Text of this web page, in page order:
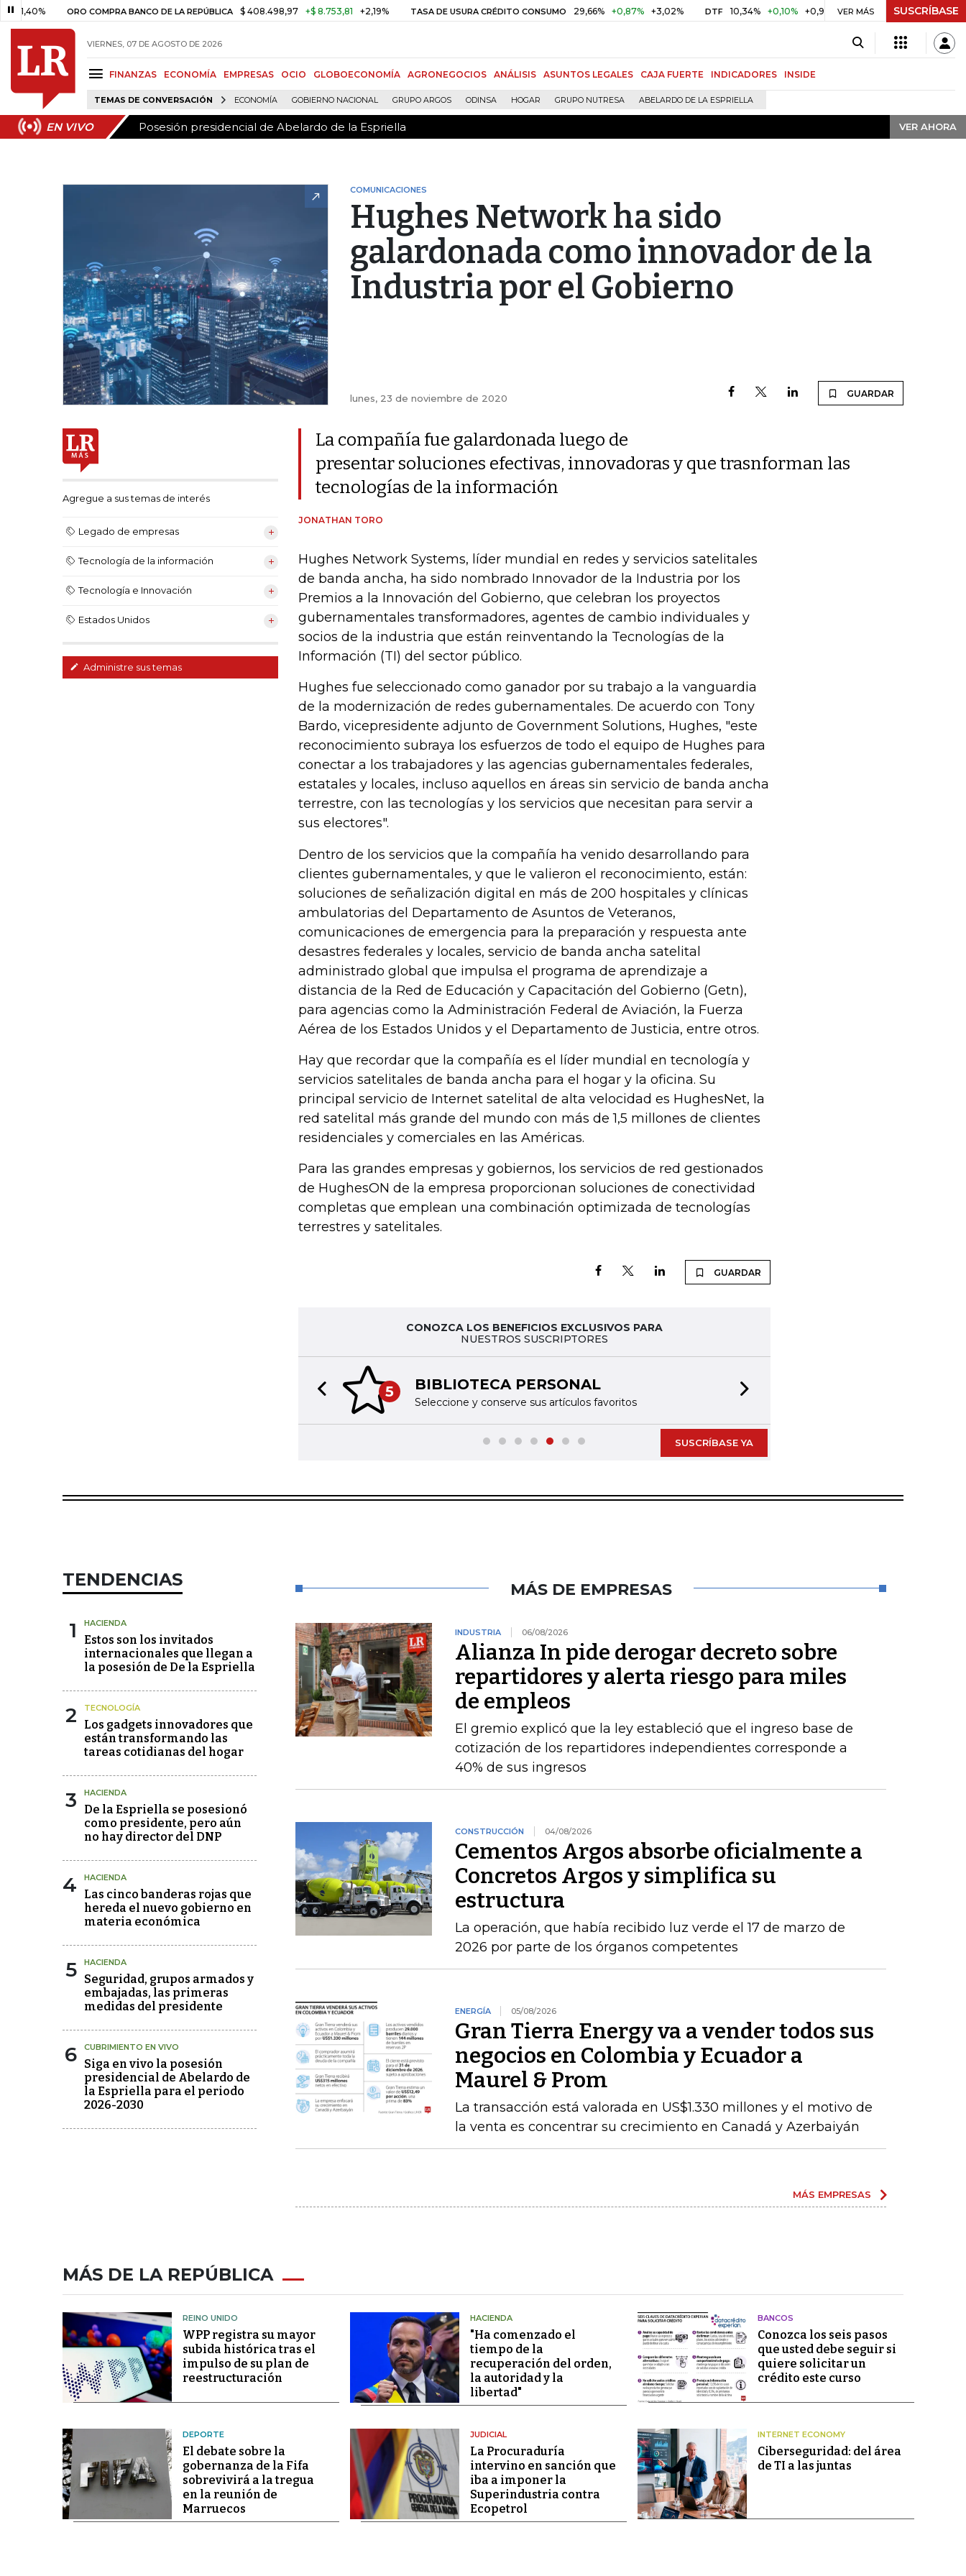
ORO COMPRA BANCO DE LA REPÚBLICA $ 408.498,97 +$ 8.753,81 +2,19% TASA DE USURA CRÉDITO CONSUMO 29,66% +0,87% +3,02% DTF 10,34% +0,10% +0,98% UVR $ 416,91 +$ 0,05 +0,01%
VER MÁS SUSCRÍBASE
VIERNES, 07 DE AGOSTO DE 2026
FINANZAS ECONOMÍA EMPRESAS OCIO GLOBOECONOMÍA AGRONEGOCIOS ANÁLISIS ASUNTOS LEGALES CAJA FUERTE INDICADORES INSIDE
TEMAS DE CONVERSACIÓN ECONOMÍA GOBIERNO NACIONAL GRUPO ARGOS ODINSA HOGAR GRUPO NUTRESA ABELARDO DE LA ESPRIELLA
EN VIVO Posesión presidencial de Abelardo de la Espriella VER AHORA
EN VIVO Posesión presidencial de Abelardo de la Espriella VER AHORA
COMUNICACIONES
Hughes Network ha sido
galardonada como innovador de la
Industria por el Gobierno
lunes, 23 de noviembre de 2020 GUARDAR
Agregue a sus temas de interés
Legado de empresas
Tecnología de la información
Tecnología e Innovación
Estados Unidos
Administre sus temas
La compañía fue galardonada luego de
presentar soluciones efectivas, innovadoras y que trasnforman las
tecnologías de la información
JONATHAN TORO
Hughes Network Systems, líder mundial en redes y servicios satelitales
de banda ancha, ha sido nombrado Innovador de la Industria por los
Premios a la Innovación del Gobierno, que celebran los proyectos
gubernamentales transformadores, agentes de cambio individuales y
socios de la industria que están reinventando la Tecnologías de la
Información (TI) del sector público.
Hughes fue seleccionado como ganador por su trabajo a la vanguardia
de la modernización de redes gubernamentales. De acuerdo con Tony
Bardo, vicepresidente adjunto de Government Solutions, Hughes, "este
reconocimiento subraya los esfuerzos de todo el equipo de Hughes para
conectar a los trabajadores y las agencias gubernamentales federales,
estatales y locales, incluso aquellos en áreas sin servicio de banda ancha
terrestre, con las tecnologías y los servicios que necesitan para servir a
sus electores".
Dentro de los servicios que la compañía ha venido desarrollando para
clientes gubernamentales, y que le valieron el reconocimiento, están:
soluciones de señalización digital en más de 200 hospitales y clínicas
ambulatorias del Departamento de Asuntos de Veteranos,
comunicaciones de emergencia para la preparación y respuesta ante
desastres federales y locales, servicio de banda ancha satelital
administrado global que impulsa el programa de aprendizaje a
distancia de la Red de Educación y Capacitación del Gobierno (Getn),
para agencias como la Administración Federal de Aviación, la Fuerza
Aérea de los Estados Unidos y el Departamento de Justicia, entre otros.
Hay que recordar que la compañía es el líder mundial en tecnología y
servicios satelitales de banda ancha para el hogar y la oficina. Su
principal servicio de Internet satelital de alta velocidad es HughesNet, la
red satelital más grande del mundo con más de 1,5 millones de clientes
residenciales y comerciales en las Américas.
Para las grandes empresas y gobiernos, los servicios de red gestionados
de HughesON de la empresa proporcionan soluciones de conectividad
completas que emplean una combinación optimizada de tecnologías
terrestres y satelitales.
GUARDAR
CONOZCA LOS BENEFICIOS EXCLUSIVOS PARA
NUESTROS SUSCRIPTORES
5 BIBLIOTECA PERSONAL
Seleccione y conserve sus artículos favoritos
Previous slide
SUSCRÍBASE YA
TENDENCIAS
1 HACIENDA
Estos son los invitados
internacionales que llegan a
la posesión de De la Espriella
2 TECNOLOGÍA
Los gadgets innovadores que
están transformando las
tareas cotidianas del hogar
3 HACIENDA
De la Espriella se posesionó
como presidente, pero aún
no hay director del DNP
4 HACIENDA
Las cinco banderas rojas que
hereda el nuevo gobierno en
materia económica
5 HACIENDA
Seguridad, grupos armados y
embajadas, las primeras
medidas del presidente
6 CUBRIMIENTO EN VIVO
Siga en vivo la posesión
presidencial de Abelardo de
la Espriella para el periodo
2026-2030
MÁS DE EMPRESAS
INDUSTRIA 06/08/2026
Alianza In pide derogar decreto sobre
repartidores y alerta riesgo para miles
de empleos
El gremio explicó que la ley estableció que el ingreso base de
cotización de los repartidores independientes corresponde a
40% de sus ingresos
CONSTRUCCIÓN 04/08/2026
Cementos Argos absorbe oficialmente a
Concretos Argos y simplifica su
estructura
La operación, que había recibido luz verde el 17 de marzo de
2026 por parte de los órganos competentes
ENERGÍA 05/08/2026
Gran Tierra Energy va a vender todos sus
negocios en Colombia y Ecuador a
Maurel & Prom
La transacción está valorada en US$1.330 millones y el motivo de
la venta es concentrar su crecimiento en Canadá y Azerbaiyán
MÁS EMPRESAS
MÁS DE LA REPÚBLICA
REINO UNIDO
WPP registra su mayor
subida histórica tras el
impulso de su plan de
reestructuración
HACIENDA
"Ha comenzado el
tiempo de la
recuperación del orden,
la autoridad y la
libertad"
BANCOS
Conozca los seis pasos
que usted debe seguir si
quiere solicitar un
crédito este curso
DEPORTE
El debate sobre la
gobernanza de la Fifa
sobrevivirá a la tregua
en la reunión de
Marruecos
JUDICIAL
La Procuraduría
intervino en sanción que
iba a imponer la
Superindustria contra
Ecopetrol
INTERNET ECONOMY
Ciberseguridad: del área
de TI a las juntas